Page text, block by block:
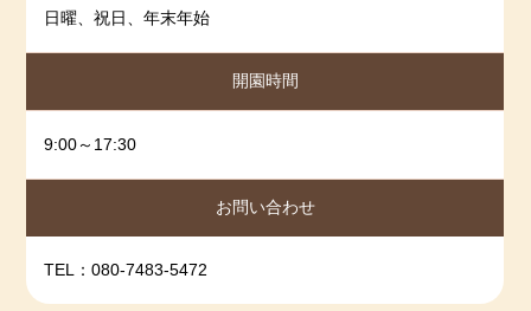
2021/04/07 紹介
ブログを更新しました！
ブログを更新しました！
2021/02/01 紹介
ブログを更新しました！
2021/01/13 紹介
日曜、祝日、年末年始
開園時間
9:00～17:30
お問い合わせ
TEL：080-7483-5472